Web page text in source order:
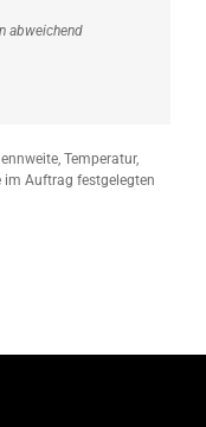
abweichend
Temperatur,
Auftrag festgelegten